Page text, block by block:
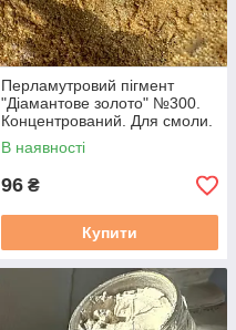
Перламутровий пігмент
"Діамантове золото" №300.
Концентрований. Для смоли.
25 мл
В наявності
96 ₴
Купити